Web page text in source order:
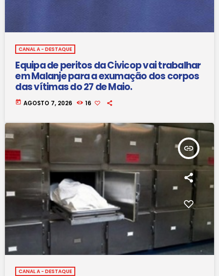
CANAL A - DESTAQUE
Equipa de peritos da Civicop vai trabalhar
em Malanje para a exumação dos corpos
das vítimas do 27 de Maio.
today AGOSTO 7, 2026 16
insert_link
CANAL A - DESTAQUE